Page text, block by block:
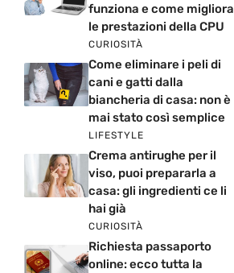
funziona e come migliora
le prestazioni della CPU
CURIOSITÀ
Come eliminare i peli di
cani e gatti dalla
biancheria di casa: non è
mai stato così semplice
LIFESTYLE
Crema antirughe per il
viso, puoi prepararla a
casa: gli ingredienti ce li
hai già
CURIOSITÀ
Richiesta passaporto
online: ecco tutta la